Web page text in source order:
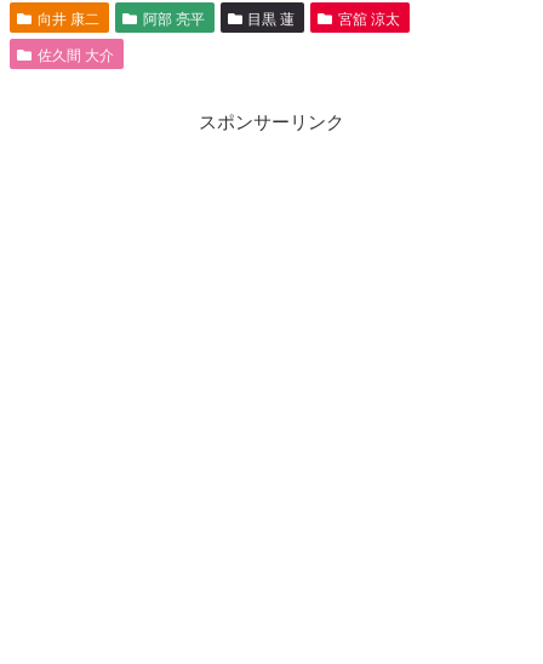
向井 康二
阿部 亮平 目黒 蓮
宮舘 涼太
佐久間 大介
スポンサーリンク